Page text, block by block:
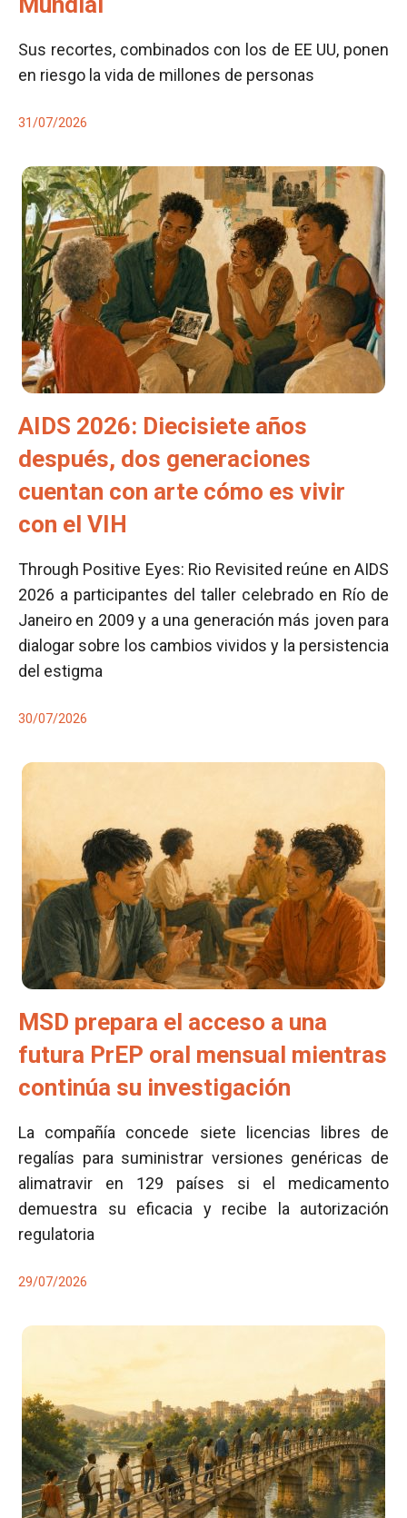
Sus recortes, combinados con los de EE UU, ponen
en riesgo la vida de millones de personas
31/07/2026
AIDS 2026: Diecisiete años
después, dos generaciones
cuentan con arte cómo es vivir
con el VIH
Through Positive Eyes: Rio Revisited reúne en AIDS
2026 a participantes del taller celebrado en Río de
Janeiro en 2009 y a una generación más joven para
dialogar sobre los cambios vividos y la persistencia
del estigma
30/07/2026
MSD prepara el acceso a una
futura PrEP oral mensual mientras
continúa su investigación
La compañía concede siete licencias libres de
regalías para suministrar versiones genéricas de
alimatravir en 129 países si el medicamento
demuestra su eficacia y recibe la autorización
regulatoria
29/07/2026